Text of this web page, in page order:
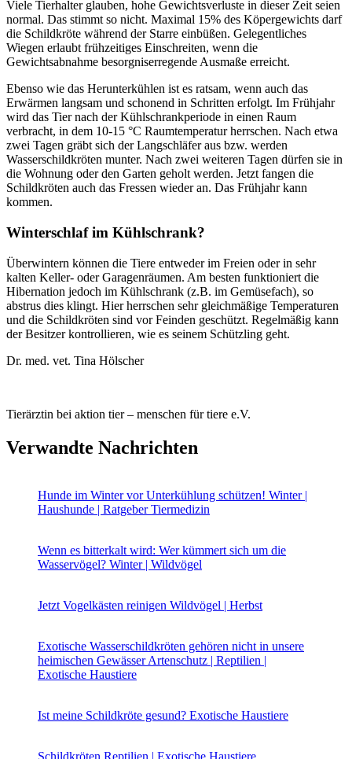
Viele Tierhalter glauben, hohe Gewichtsverluste in dieser Zeit seien
normal. Das stimmt so nicht. Maximal 15% des Köpergewichts darf
die Schildkröte während der Starre einbüßen. Gelegentliches
Wiegen erlaubt frühzeitiges Einschreiten, wenn die
Gewichtsabnahme besorgniserregende Ausmaße erreicht.
Ebenso wie das Herunterkühlen ist es ratsam, wenn auch das
Erwärmen langsam und schonend in Schritten erfolgt. Im Frühjahr
wird das Tier nach der Kühlschrankperiode in einen Raum
verbracht, in dem 10-15 °C Raumtemperatur herrschen. Nach etwa
zwei Tagen gräbt sich der Langschläfer aus bzw. werden
Wasserschildkröten munter. Nach zwei weiteren Tagen dürfen sie in
die Wohnung oder den Garten geholt werden. Jetzt fangen die
Schildkröten auch das Fressen wieder an. Das Frühjahr kann
kommen.
Winterschlaf im Kühlschrank?
Überwintern können die Tiere entweder im Freien oder in sehr
kalten Keller- oder Garagenräumen. Am besten funktioniert die
Hibernation jedoch im Kühlschrank (z.B. im Gemüsefach), so
abstrus dies klingt. Hier herrschen sehr gleichmäßige Temperaturen
und die Schildkröten sind vor Feinden geschützt. Regelmäßig kann
der Besitzer kontrollieren, wie es seinem Schützling geht.
Dr. med. vet. Tina Hölscher
Tierärztin bei aktion tier – menschen für tiere e.V.
Verwandte Nachrichten
Hunde im Winter vor Unterkühlung schützen! Winter |
Haushunde | Ratgeber Tiermedizin
Wenn es bitterkalt wird: Wer kümmert sich um die
Wasservögel? Winter | Wildvögel
Jetzt Vogelkästen reinigen Wildvögel | Herbst
Exotische Wasserschildkröten gehören nicht in unsere
heimischen GewässerArtenschutz | Reptilien |
Exotische Haustiere
Ist meine Schildkröte gesund? Exotische Haustiere
Schildkröten Reptilien | Exotische Haustiere